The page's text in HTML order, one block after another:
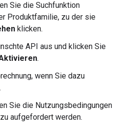
Sie die Suchfunktion
Produktfamilie, zu der sie
klicken.
API aus und klicken Sie
.
wenn Sie dazu
Sie die Nutzungsbedingungen
aufgefordert werden.